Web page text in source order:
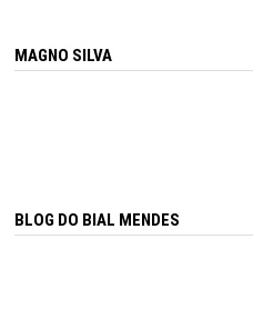
MAGNO SILVA
BLOG DO BIAL MENDES